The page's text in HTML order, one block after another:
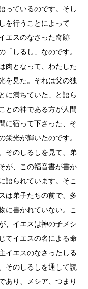
っているのです。そし
を行うことによって
エスのなさった奇跡
「しるし」なのです。
肉となって、わたした
を見た。それは父の独
に満ちていた」と語ら
との神である方が人間
に宿って下さった、そ
栄光が輝いたのです。
そのしるしを見て、弟
が、この福音書が書か
語られています。そこ
は弟子たちの前で、多
に書かれていない。こ
、イエスは神の子メシ
てイエスの名による命
イエスのなさったしる
そのしるしを通して読
あり、メシア、つまり